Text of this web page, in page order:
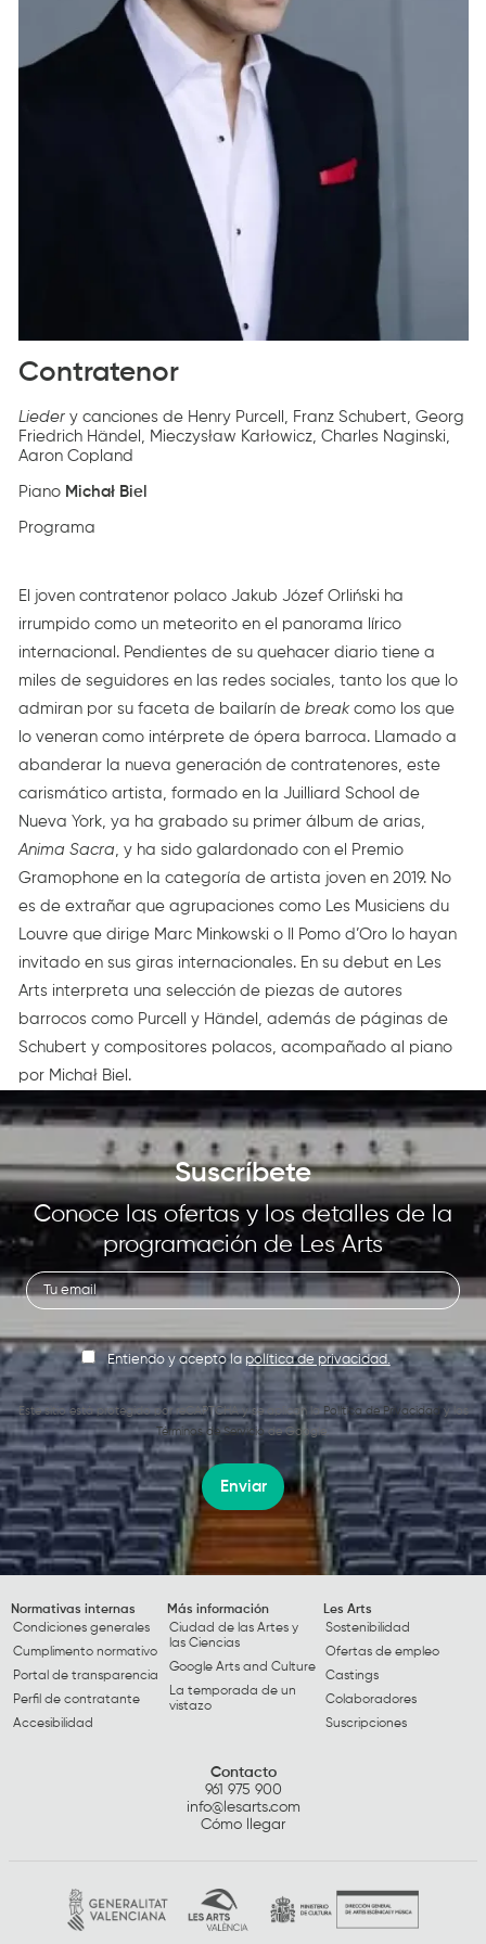
Diapositiva 1 de 1
Contratenor
Liedery canciones de Henry Purcell, Franz Schubert, Georg
Friedrich Händel, Mieczysław Karłowicz, Charles Naginski,
Aaron Copland
Piano Michał Biel
Programa
El joven contratenor polaco Jakub Józef Orliński ha
irrumpido como un meteorito en el panorama lírico
internacional. Pendientes de su quehacer diario tiene a
miles de seguidores en las redes sociales, tanto los que lo
admiran por su faceta de bailarín de breakcomo los que
lo veneran como intérprete de ópera barroca. Llamado a
abanderar la nueva generación de contratenores, este
carismático artista, formado en la Juilliard School de
Nueva York, ya ha grabado su primer álbum de arias,
Anima Sacra, y ha sido galardonado con el Premio
Gramophone en la categoría de artista joven en 2019. No
es de extrañar que agrupaciones como Les Musiciens du
Louvre que dirige Marc Minkowski o Il Pomo d’Oro lo hayan
invitado en sus giras internacionales. En su debut en Les
Arts interpreta una selección de piezas de autores
barrocos como Purcell y Händel, además de páginas de
Schubert y compositores polacos, acompañado al piano
por Michał Biel.
Suscríbete
Conoce las ofertas y los detalles de la
programación de Les Arts
Entiendo y acepto la política de privacidad.
Este sitio está protegido por reCAPTCHA y se aplican la Política de Privacidad y los
Términos de Serviciode Google.
Enviar
Normativas internas
Condiciones generales
Cumplimento normativo
Portal de transparencia
Perfil de contratante
Accesibilidad
Más información
Ciudad de las Artes y
las Ciencias
Google Arts and Culture
La temporada de un
vistazo
Les Arts
Sostenibilidad
Ofertas de empleo
Castings
Colaboradores
Suscripciones
Contacto
961 975 900
info@lesarts.com
Cómo llegar